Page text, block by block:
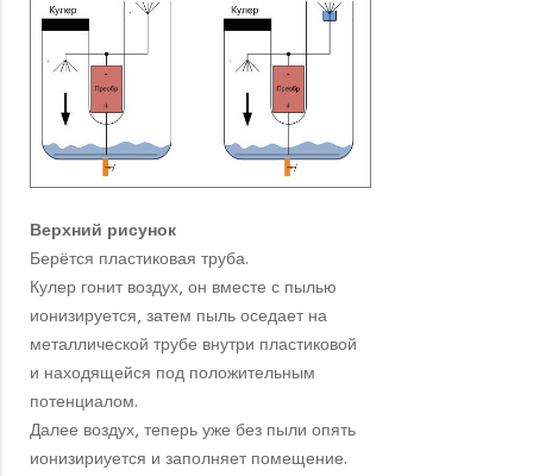
Верхний рисунок
Берётся пластиковая труба.
Кулер гонит воздух, он вместе с пылью
ионизируется, затем пыль оседает на
металлической трубе внутри пластиковой
и находящейся под положительным
потенциалом.
Далее воздух, теперь уже без пыли опять
ионизириуется и заполняет помещение.